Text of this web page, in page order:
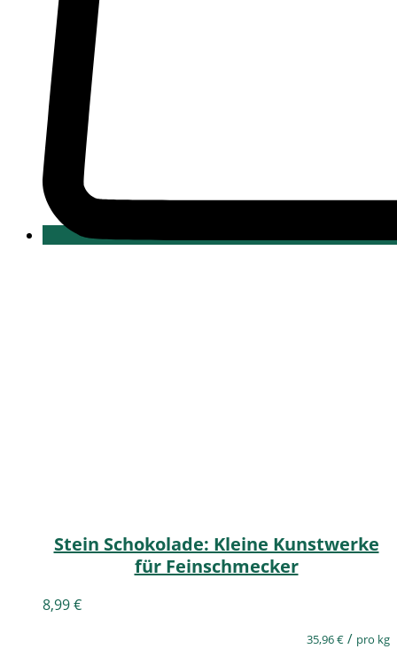
Stein Schokolade: Kleine Kunstwerke
für Feinschmecker
8,99€
35,96€ / pro kg